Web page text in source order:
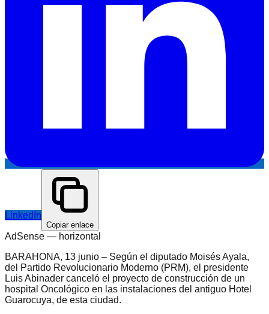
LinkedIn
Copiar enlace
AdSense — horizontal
BARAHONA, 13 junio – Según el diputado Moisés Ayala,
del Partido Revolucionario Moderno (PRM), el presidente
Luis Abinader canceló el proyecto de construcción de un
hospital Oncológico en las instalaciones del antiguo Hotel
Guarocuya, de esta ciudad.